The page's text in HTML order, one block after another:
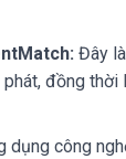
Đây
đồng
dụng công